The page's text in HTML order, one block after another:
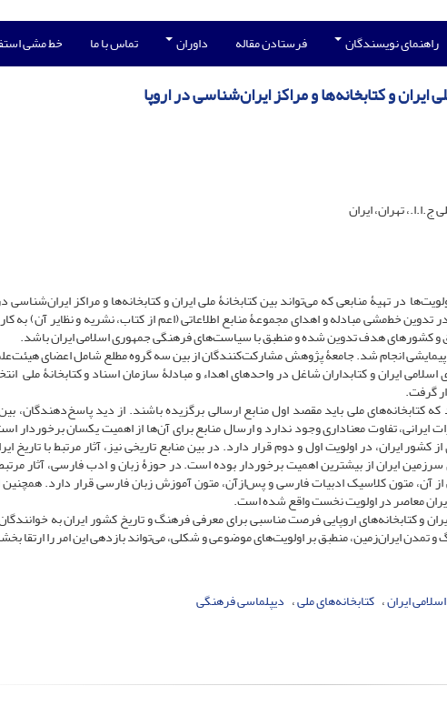
راهنمای نویسندگان فرستادن مقاله داوران تماس با ما خط مشی
ایران و کتابخانه‌ها و مراکز ایران‌شناسی در اروپا
ج.ا.ا.، تهران، ایران
در تهیۀ منابعی که می‌تواند بین کتابخانۀ ملی ایران و کتابخانه‌‌ها و مراکز ایران‌شناسی در
تدوین خط‌مشی مبادله و اهدای مجموعۀ منابع اطلاعاتی (اعم از کتاب، نشریه و نظایر آن) به
و کشورهای هدف تدوین شده و منطبق با سیاست‌های فرهنگی جمهوری اسلامی ایران باشد.
انجام شد. جامعۀ پژوهش مشارکت‌کنندگان از بین سه گروه مطلع شامل اعضای
اسلامی ایران و کتابداران شاغل در واحدهای اهداء و مبادلۀ سازمان اسناد و کتابخانۀ ملی
گرفت.
ملی باید مقصد اول منابع ارسالی برگزیده باشند. از دید پاسخ‌دهندگان،
ایرانی، تفاوت معناداری وجود ندارد و ارسال منابع برای آن‌ها از اهمیت یکسان برخوردار
ایران، در اولویت اول و دوم قرار دارد. در بین منابع تاریخی نیز، آثار مرتبط با تاریخ
ایران از بیشترین اهمیت برخوردار بوده است. در حوزۀ زبان و ادب فارسی، آثار
آن، متون کلاسیک ادبیات فارسی و پس‌ازآن، متون آموزش زبان فارسی قرار دارد. همچنین
معاصر در اولویت نخست واقع شده است.
و کتابخانه‌های اروپایی فرصت مناسبی برای معرفی فرهنگ و تاریخ کشور ایران به
تمدن ایران‌زمین، منطبق بر اولویت‌های موضوعی و شکلی، می‌تواند بازدهی این امر را ارتقا
ایران کتابخانه‌های ملی دیپلماسی فرهنگی